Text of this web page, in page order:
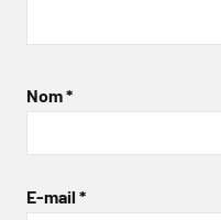
Nom*
E-mail *